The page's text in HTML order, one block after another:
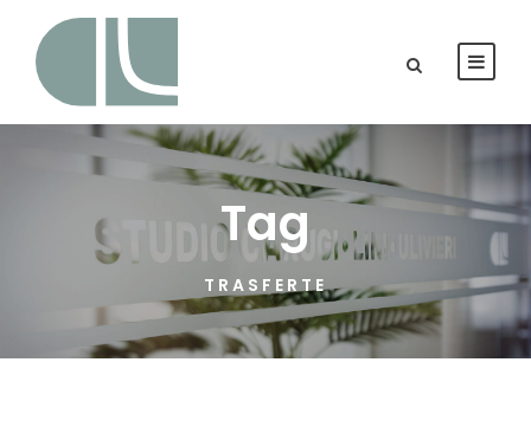
Tag
TRASFERTE